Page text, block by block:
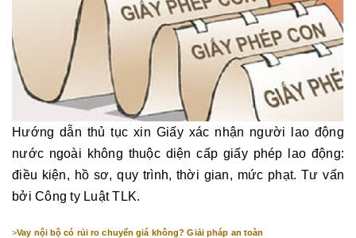
Hướng dẫn thủ tục xin Giấy xác nhận người lao động
nước ngoài không thuộc diện cấp giấy phép lao động:
điều kiện, hồ sơ, quy trình, thời gian, mức phạt. Tư vấn
bởi Công ty Luật TLK.
>Vay nội bộ có rủi ro chuyển giá không? Giải pháp an toàn